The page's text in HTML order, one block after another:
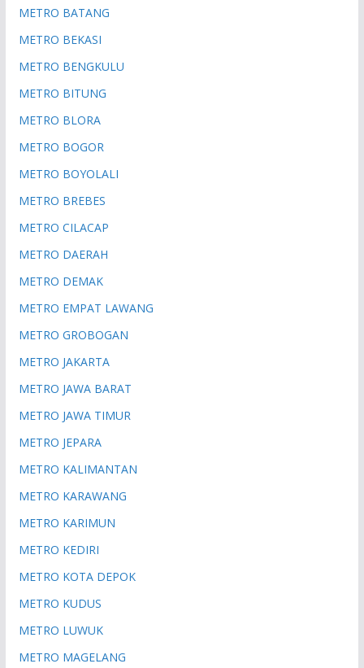
METRO BATANG
METRO BEKASI
METRO BENGKULU
METRO BITUNG
METRO BLORA
METRO BOGOR
METRO BOYOLALI
METRO BREBES
METRO CILACAP
METRO DAERAH
METRO DEMAK
METRO EMPAT LAWANG
METRO GROBOGAN
METRO JAKARTA
METRO JAWA BARAT
METRO JAWA TIMUR
METRO JEPARA
METRO KALIMANTAN
METRO KARAWANG
METRO KARIMUN
METRO KEDIRI
METRO KOTA DEPOK
METRO KUDUS
METRO LUWUK
METRO MAGELANG